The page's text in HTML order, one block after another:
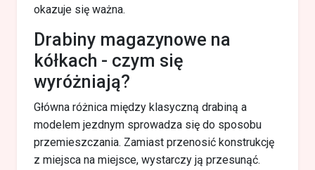
okazuje się ważna.
Drabiny magazynowe na
kółkach - czym się
wyróżniają?
Główna różnica między klasyczną drabiną a
modelem jezdnym sprowadza się do sposobu
przemieszczania. Zamiast przenosić konstrukcję
z miejsca na miejsce, wystarczy ją przesunąć.